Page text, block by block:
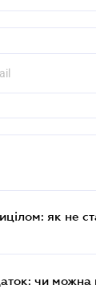
як не
чи